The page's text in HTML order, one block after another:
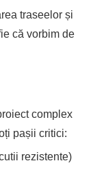
traseelor și
că vorbim de
complex
pașii critici:
rezistente)